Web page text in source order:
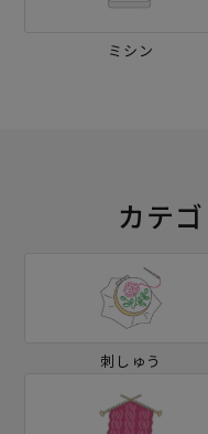
ミシン
カテ
刺しゅう